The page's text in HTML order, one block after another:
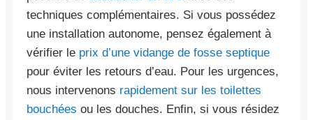
techniques complémentaires. Si vous possédez
une installation autonome, pensez également à
vérifier le prix d’une vidange de fosse septique
pour éviter les retours d’eau. Pour les urgences,
nous intervenons rapidement sur les toilettes
bouchées ou les douches. Enfin, si vous résidez